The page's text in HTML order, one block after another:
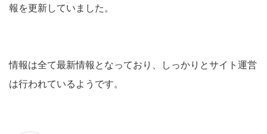
報を更新していました。
情報は全て最新情報となっており、しっかりとサイト運営
は行われているようです。